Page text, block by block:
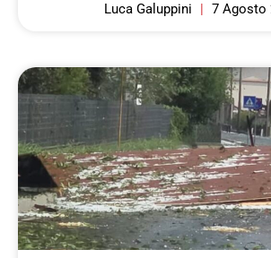
Luca Galuppini 7 Agosto